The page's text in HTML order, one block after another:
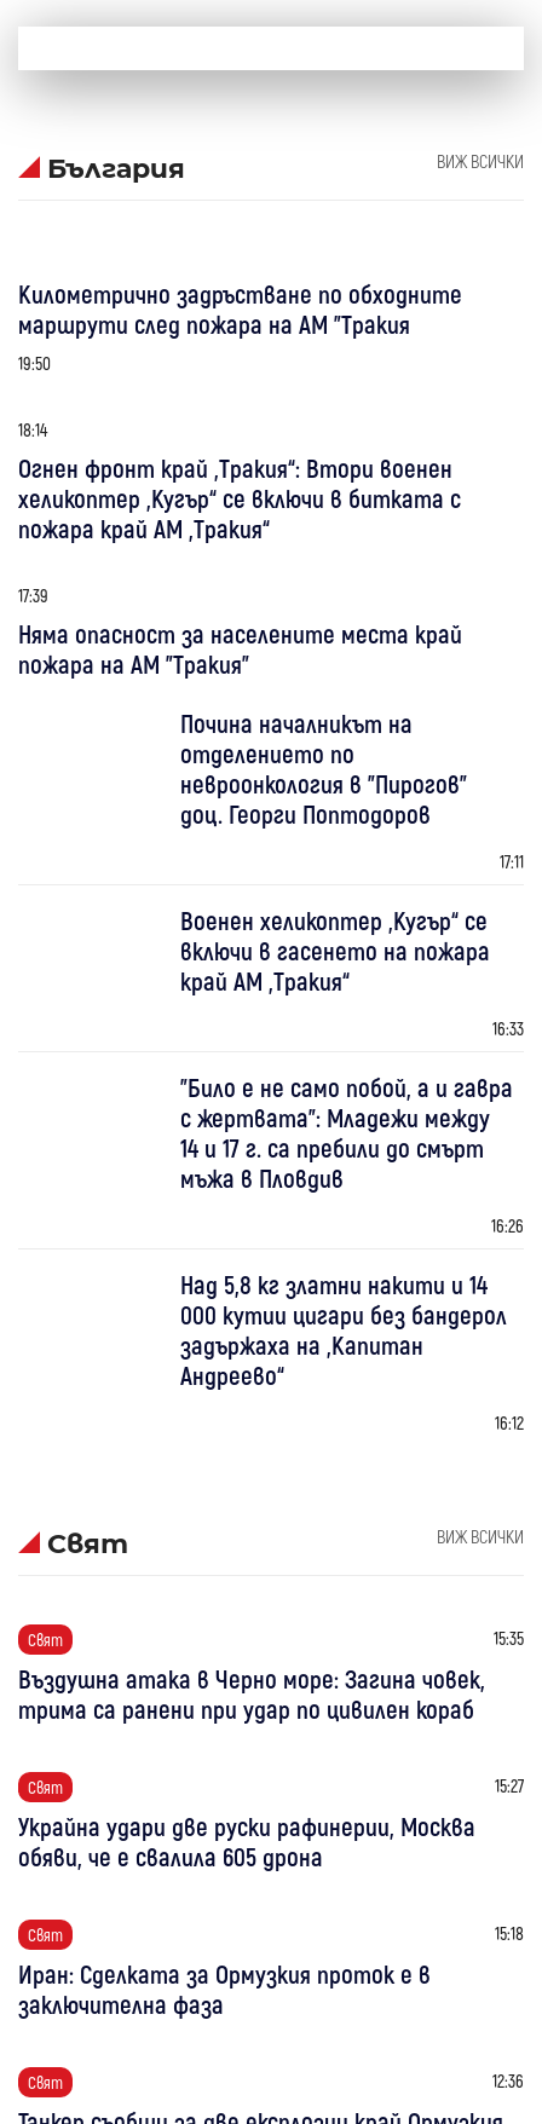
България ВИЖ ВСИЧКИ
Километрично задръстване по обходните
маршрути след пожара на АМ "Тракия
19:50
18:14
Огнен фронт край „Тракия“: Втори военен
хеликоптер „Кугър“ се включи в битката с
пожара край АМ „Тракия“
17:39
Няма опасност за населените места край
пожара на АМ "Тракия"
Почина началникът на
отделението по
невроонкология в "Пирогов"
доц. Георги Поптодоров
17:11
Военен хеликоптер „Кугър“ се
включи в гасенето на пожара
край АМ „Тракия“
16:33
"Било е не само побой, а и гавра
с жертвата": Младежи между
14 и 17 г. са пребили до смърт
мъжа в Пловдив
16:26
Над 5,8 кг златни накити и 14
000 кутии цигари без бандерол
задържаха на „Капитан
Андреево“
16:12
Свят ВИЖ ВСИЧКИ
Свят 15:35
Въздушна атака в Черно море: Загина човек,
трима са ранени при удар по цивилен кораб
Свят 15:27
Украйна удари две руски рафинерии, Москва
обяви, че е свалила 605 дрона
Свят 15:18
Иран: Сделката за Ормузкия проток е в
заключителна фаза
Свят 12:36